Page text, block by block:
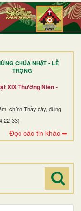
CHÚA NHẬT - LỄ
TRỌNG
XIX Thường Niên -
chính Thầy đây, đừng
33)
Đọc các tin khác ➥